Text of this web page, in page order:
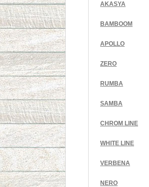
AKASYA
BAMBOOM
APOLLO
ZERO
RUMBA
SAMBA
CHROM LINE
WHITE LINE
VERBENA
NERO